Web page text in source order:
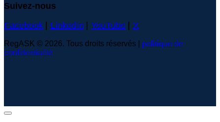
Suivez-nous
Facebook | LinkedIn | YouTube | X
RegASK © 2026. Tous droits réservés | politique de
confidentialité